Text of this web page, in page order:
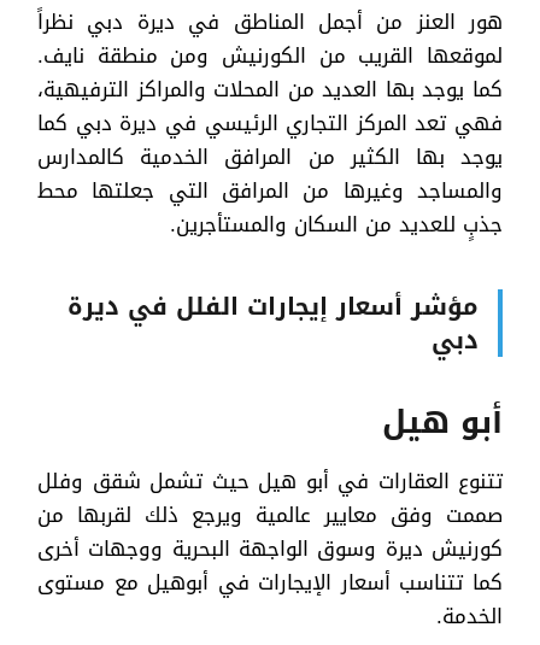
هور العنز من أجمل المناطق في ديرة دبي نظراً
لموقعها القريب من الكورنيش ومن منطقة نايف.
كما يوجد بها العديد من المحلات والمراكز الترفيهية،
فهي تعد المركز التجاري الرئيسي في ديرة دبي كما
يوجد بها الكثير من المرافق الخدمية كالمدارس
والمساجد وغيرها من المرافق التي جعلتها محط
جذبٍ للعديد من السكان والمستأجرين.
مؤشر أسعار إيجارات الفلل في ديرة
دبي
أبو هيل
تتنوع العقارات في أبو هيل حيث تشمل شقق وفلل
صممت وفق معايير عالمية ويرجع ذلك لقربها من
كورنيش ديرة وسوق الواجهة البحرية ووجهات أخرى
كما تتناسب أسعار الإيجارات في أبوهيل مع مستوى
الخدمة.